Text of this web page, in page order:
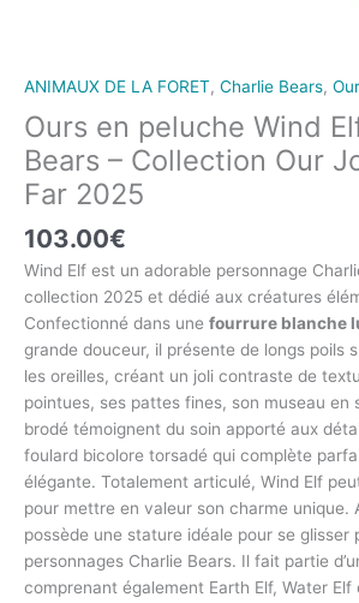
ANIMAUX DE LA FORET, Charlie Bears,
Ours en peluche Wind
Bears – Collection Our
Far 2025
103.00€
Wind Elf est un adorable personnage
collection 2025 et dédié aux créatures
Confectionné dans une fourrure blanche
grande douceur, il présente de longs poils
les oreilles, créant un joli contraste de
pointues, ses pattes fines, son museau en
brodé témoignent du soin apporté aux
foulard bicolore torsadé qui complète
élégante. Totalement articulé, Wind Elf
pour mettre en valeur son charme unique.
possède une stature idéale pour se glisser
personnages Charlie Bears. Il fait partie
comprenant également Earth Elf, Water Elf